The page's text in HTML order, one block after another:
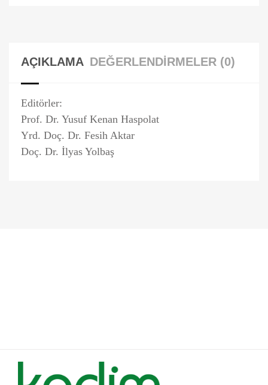
AÇIKLAMA DEĞERLENDIRMELER (0)
Editörler:
Prof. Dr. Yusuf Kenan Haspolat
Yrd. Doç. Dr. Fesih Aktar
Doç. Dr. İlyas Yolbaş